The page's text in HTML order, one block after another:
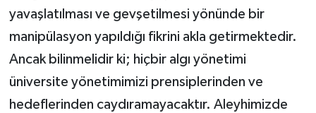
yavaşlatılması ve gevşetilmesi yönünde bir
manipülasyon yapıldığı fikrini akla getirmektedir.
Ancak bilinmelidir ki; hiçbir algı yönetimi
üniversite yönetimimizi prensiplerinden ve
hedeflerinden caydıramayacaktır. Aleyhimizde